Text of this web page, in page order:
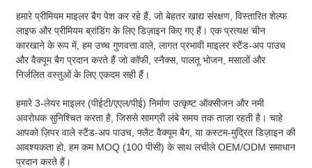
हमारे प्रीमियम माइलर बैग पेश कर रहे हैं, जो बेहतर खाद्य संरक्षण, विस्तारित शेल्फ
लाइफ और प्रीमियम ब्रांडिंग के लिए डिज़ाइन किए गए हैं। एक प्रत्यक्ष चीन
कारखाने के रूप में, हम उच्च गुणवत्ता वाले, लागत प्रभावी माइलर स्टैंड-अप पाउच
और वैक्यूम बैग प्रदान करते हैं जो कॉफी, स्नैक्स, पालतू भोजन, मसालों और
निर्जलित वस्तुओं के लिए एकदम सही हैं।
हमारे 3-लेयर माइलर (पीईटी/एएल/पीई) निर्माण उत्कृष्ट ऑक्सीजन और नमी
अवरोधक सुनिश्चित करता है, जिससे सामग्री लंबे समय तक ताज़ा रहती है। चाहे
आपको ज़िपर वाले स्टैंड-अप पाउच, फ्लैट वैक्यूम बैग, या कस्टम-मुद्रित डिज़ाइन की
आवश्यकता हो, हम कम MOQ (100 पीसी) के साथ लचीले OEM/ODM समाधान
प्रदान करते हैं।